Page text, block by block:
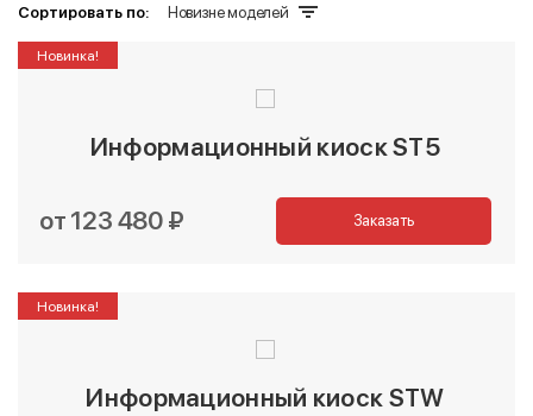
Сортировать по: Новизне моделей
Новинка!
Информационный киоск ST5
от 123 480 ₽ Заказать
Новинка!
Информационный киоск STW